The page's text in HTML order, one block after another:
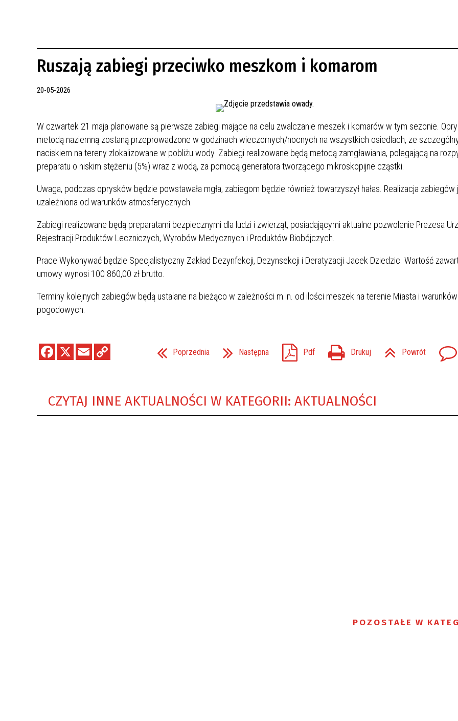
Ruszają zabiegi przeciwko meszkom i komarom
20-05-2026
W czwartek 21 maja planowane są pierwsze zabiegi mające na celu zwalczanie meszek i komarów w tym sezonie.
metodą naziemną zostaną przeprowadzone w godzinach wieczornych/nocnych na wszystkich osiedlach, ze
naciskiem na tereny zlokalizowane w pobliżu wody. Zabiegi realizowane będą metodą zamgławiania, polegającą na
preparatu o niskim stężeniu (5%) wraz z wodą, za pomocą generatora tworzącego mikroskopijne cząstki.
Uwaga, podczas oprysków będzie powstawała mgła, zabiegom będzie również towarzyszył hałas. Realizacja zabiegów
uzależniona od warunków atmosferycznych.
Zabiegi realizowane będą preparatami bezpiecznymi dla ludzi i zwierząt, posiadającymi aktualne pozwolenie Prezesa
Rejestracji Produktów Leczniczych, Wyrobów Medycznych i Produktów Biobójczych.
Prace Wykonywać będzie Specjalistyczny Zakład Dezynfekcji, Dezynsekcji i Deratyzacji Jacek Dziedzic. Wartość
umowy wynosi 100 860,00 zł brutto.
Terminy kolejnych zabiegów będą ustalane na bieżąco w zależności m.in. od ilości meszek na terenie Miasta i warunków
pogodowych.
Poprzednia Następna Pdf Drukuj Powrót
CZYTAJ INNE AKTUALNOŚCI W KATEGORII: AKTUALNOŚCI
POZOSTAŁE W